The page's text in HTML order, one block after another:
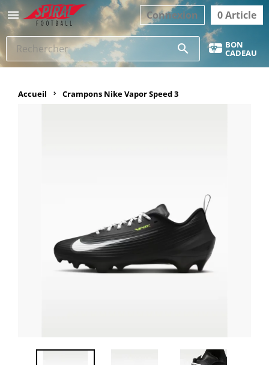
 0 Article
Connexion
search BON
CADEAU
Accueil Crampons Nike Vapor Speed 3